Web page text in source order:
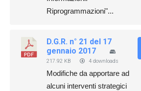
Riprogrammazioni"...
D.G.R. n° 21 del 17
gennaio 2017
217.92 KB 4 downloads
Modifiche da apportare ad
alcuni interventi strategici